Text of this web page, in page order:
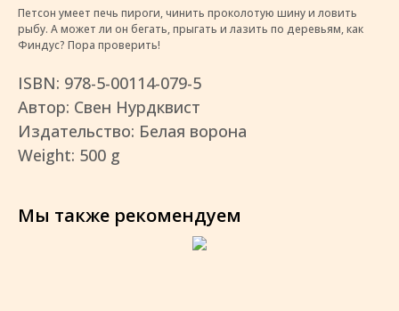
Петсон умеет печь пироги, чинить проколотую шину и ловить
рыбу. А может ли он бегать, прыгать и лазить по деревьям, как
Финдус? Пора проверить!
ISBN: 978-5-00114-079-5
Автор: Свен Нурдквист
Издательство: Белая ворона
Weight: 500 g
Мы также рекомендуем